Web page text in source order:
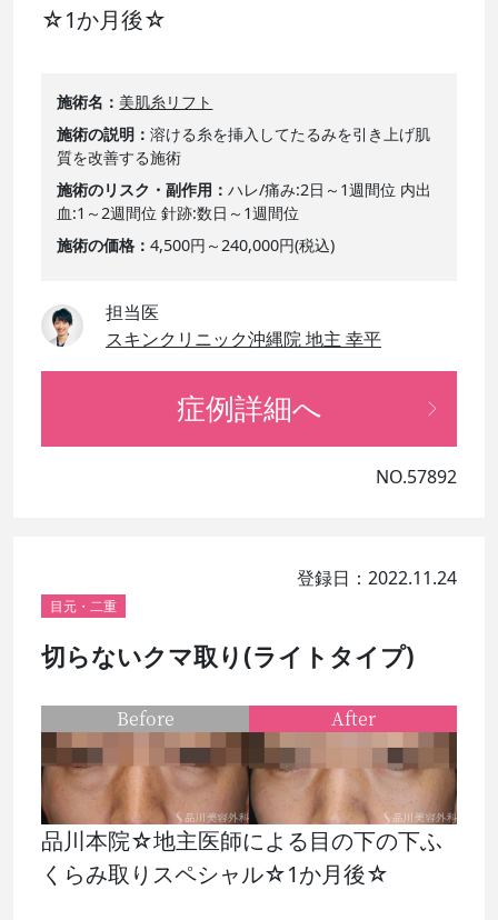
☆1か月後☆
施術名
美肌糸リフト
施術の説明
溶ける糸を挿入してたるみを引き上げ肌
質を改善する施術
施術のリスク・副作用
ハレ/痛み:2日～1週間位 内出
血:1～2週間位 針跡:数日～1週間位
施術の価格
4,500円～240,000円(税込)
担当医
スキンクリニック沖縄院 地主 幸平
症例詳細へ
NO.57892
登録日：2022.11.24
目元・二重
切らないクマ取り(ライトタイプ)
品川本院☆地主医師による目の下の下ふ
くらみ取りスペシャル☆1か月後☆
Before After